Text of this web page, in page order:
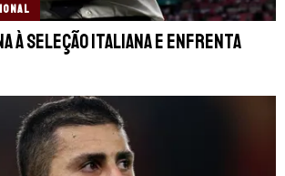
à Seleção Italiana e enfrenta